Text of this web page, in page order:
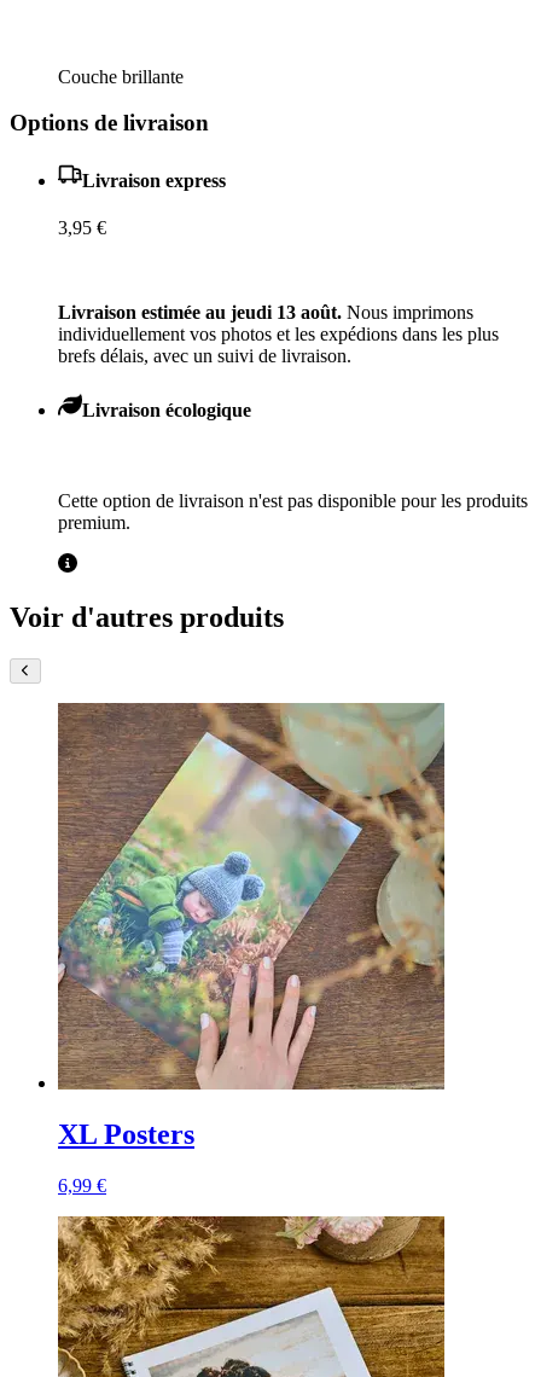
Couche brillante
Options de livraison
Livraison express
3,95 €
Livraison estimée au jeudi 13 août. Nous imprimons
individuellement vos photos et les expédions dans les plus
brefs délais, avec un suivi de livraison.
Livraison écologique
Cette option de livraison n'est pas disponible pour les produits
premium.
Voir d'autres produits
XL Posters
6,99 €